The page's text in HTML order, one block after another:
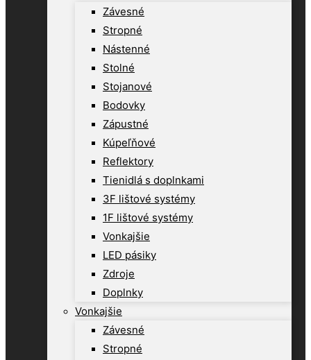
Závesné
Stropné
Nástenné
Stolné
Stojanové
Bodovky
Zápustné
Kúpeľňové
Reflektory
Tienidlá s doplnkami
3F lištové systémy
1F lištové systémy
Vonkajšie
LED pásiky
Zdroje
Doplnky
Vonkajšie
Závesné
Stropné